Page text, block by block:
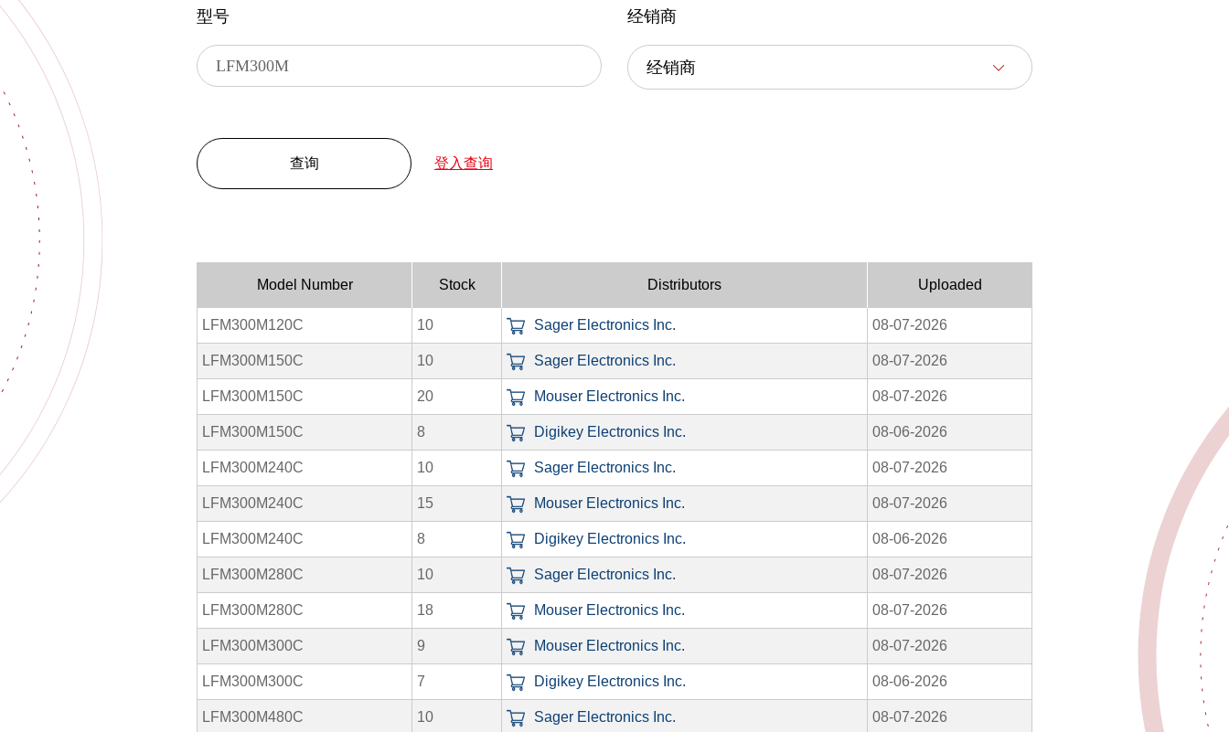
型号 经销商
查询 登入查询
Model Number Stock Distributors Uploaded
LFM300M120C 10 Sager Electronics Inc. 08-07-2026
LFM300M150C 10 Sager Electronics Inc. 08-07-2026
LFM300M150C 20 Mouser Electronics Inc. 08-07-2026
LFM300M150C 8 Digikey Electronics Inc. 08-06-2026
LFM300M240C 10 Sager Electronics Inc. 08-07-2026
LFM300M240C 15 Mouser Electronics Inc. 08-07-2026
LFM300M240C 8 Digikey Electronics Inc. 08-06-2026
LFM300M280C 10 Sager Electronics Inc. 08-07-2026
LFM300M280C 18 Mouser Electronics Inc. 08-07-2026
LFM300M300C 9 Mouser Electronics Inc. 08-07-2026
LFM300M300C 7 Digikey Electronics Inc. 08-06-2026
LFM300M480C 10 Sager Electronics Inc. 08-07-2026